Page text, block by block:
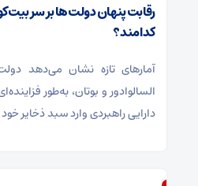
کدامند؟
آمارهای تازه نشان می‌دهد
السالوادور و بوتان، به‌طور
دارایی راهبردی وارد سبد ذخایر خود